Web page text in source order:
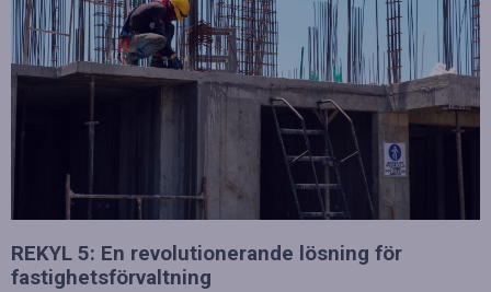
REKYL 5: En revolutionerande lösning för
fastighetsförvaltning